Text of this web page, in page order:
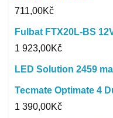
711,00Kč
Fulbat FTX20L-BS
1 923,00Kč
LED Solution 2459
Tecmate Optimate 4
1 390,00Kč